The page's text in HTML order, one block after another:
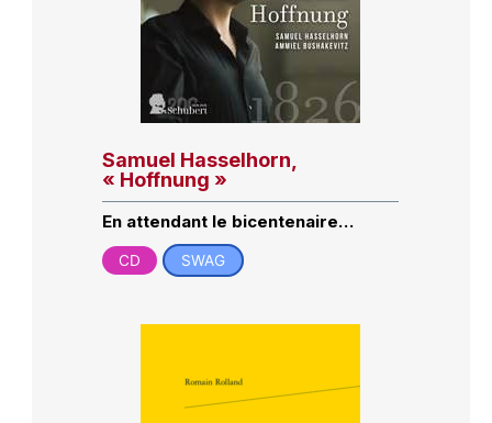
Samuel Hasselhorn,
« Hoffnung »
En attendant le bicentenaire…
CD SWAG